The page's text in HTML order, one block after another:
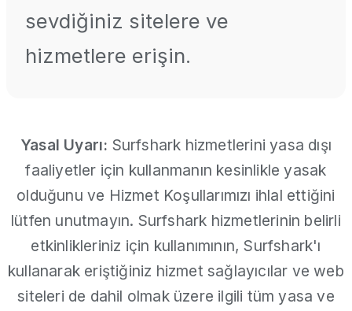
sevdiğiniz sitelere ve
hizmetlere erişin.
Yasal Uyarı: Surfshark hizmetlerini yasa dışı
faaliyetler için kullanmanın kesinlikle yasak
olduğunu ve Hizmet Koşullarımızı ihlal ettiğini
lütfen unutmayın. Surfshark hizmetlerinin belirli
etkinlikleriniz için kullanımının, Surfshark'ı
kullanarak eriştiğiniz hizmet sağlayıcılar ve web
siteleri de dahil olmak üzere ilgili tüm yasa ve